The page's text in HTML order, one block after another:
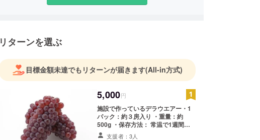
リターンを選ぶ
目標金額未達でもリターンが届きます(All-in方式)
5,000円
施設で作っているデラウエアー・1
パック：約３房入り ・重量：約
500g ・保存方法： 常温で1週間持
ちます。産地： 大分県宇佐市安心院
支援者：3人